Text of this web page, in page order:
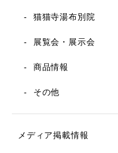
猫猫寺湯布別院
展覧会・展示会
商品情報
その他
メディア掲載情報